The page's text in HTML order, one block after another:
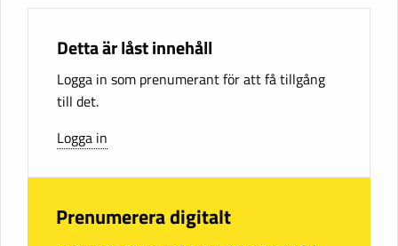
Detta är låst innehåll
Logga in som prenumerant för att få tillgång
till det.
Logga in
Prenumerera digitalt